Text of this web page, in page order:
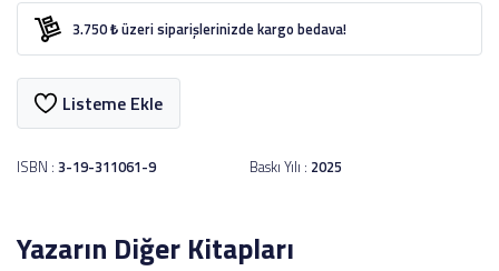
3.750 ₺ üzeri siparişlerinizde kargo bedava!
Listeme Ekle
ISBN : 3-19-311061-9 Baskı Yılı : 2025
Yazarın Diğer Kitapları